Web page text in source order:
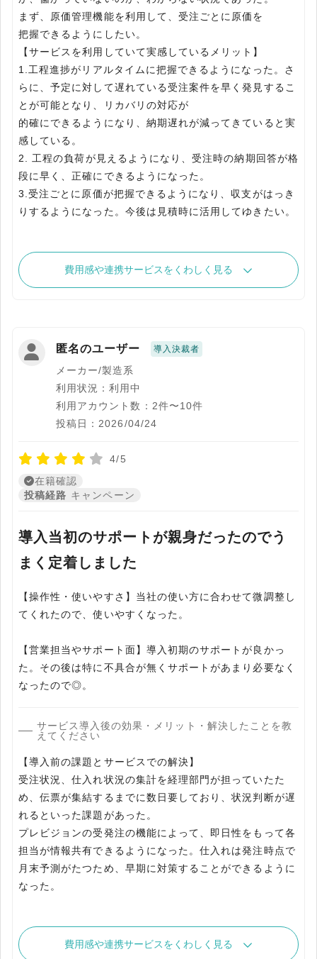
まず、原価管理機能を利用して、受注ごとに原価を
把握できるようにしたい。
【サービスを利用していて実感しているメリット】
1.工程進捗がリアルタイムに把握できるようになった。さ
らに、予定に対して遅れている受注案件を早く発見するこ
とが可能となり、リカバリの対応が
的確にできるようになり、納期遅れが減ってきていると実
感している。
2. 工程の負荷が見えるようになり、受注時の納期回答が格
段に早く、正確にできるようになった。
3.受注ごとに原価が把握できるようになり、収支がはっき
りするようになった。今後は見積時に活用してゆきたい。
費用感や連携サービスをくわしく見る
匿名のユーザー 導入決裁者
メーカー/製造系
利用状況：利用中
利用アカウント数：2件〜10件
投稿日：2026/04/24
4/5
在籍確認
投稿経路 キャンペーン
導入当初のサポートが親身だったのでう
まく定着しました
【操作性・使いやすさ】当社の使い方に合わせて微調整し
てくれたので、使いやすくなった。
【営業担当やサポート面】導入初期のサポートが良かっ
た。その後は特に不具合が無くサポートがあまり必要なく
なったので◎。
サービス導入後の効果・メリット・解決したことを教
えてください
【導入前の課題とサービスでの解決】
受注状況、仕入れ状況の集計を経理部門が担っていたた
め、伝票が集結するまでに数日要しており、状況判断が遅
れるといった課題があった。
プレビジョンの受発注の機能によって、即日性をもって各
担当が情報共有できるようになった。仕入れは発注時点で
月末予測がたつため、早期に対策することができるように
なった。
費用感や連携サービスをくわしく見る